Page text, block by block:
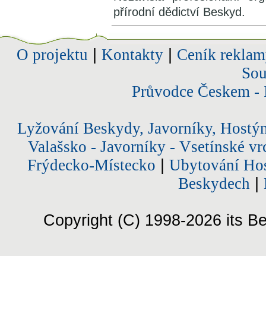
přírodní dědictví Beskyd.
O projektu Kontakty| Ceník
Průvodce Českem
Lyžování Beskydy, Javorníky,
Valašsko - Javorníky - Vsetínské
Frýdecko-Místecko
Ubytování
Beskydech
Copyright (C) 1998-2026 its